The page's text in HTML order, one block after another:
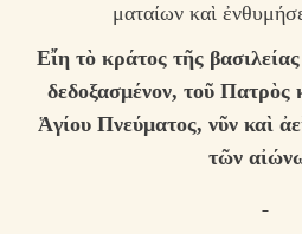
ματαίων καὶ
Εἴη τὸ κράτος τῆς
δεδοξασμένον, τοῦ Πατρὸς
Ἁγίου Πνεύματος, νῦν καὶ
τῶν